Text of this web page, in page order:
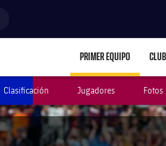
PRIMER EQUIPO CLUB
Clasificación Jugadores Fotos